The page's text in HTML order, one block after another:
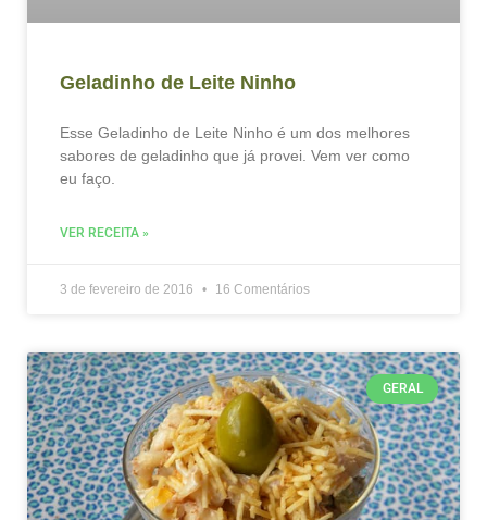
Geladinho de Leite Ninho
Esse Geladinho de Leite Ninho é um dos melhores
sabores de geladinho que já provei. Vem ver como
eu faço.
VER RECEITA »
3 de fevereiro de 2016 16 Comentários
GERAL